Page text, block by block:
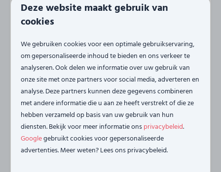
Breng zeker een bezoek aan het historische centrum van
Tholen-stad, waar je kunt dwalen door smalle straatjes
en geniet van de prachtige monumentale panden. Het
Watersnoodmuseum in Ouwerkerk, op een steenworp
afstand, vertelt het indrukwekkende verhaal van de
watersnoodramp van 1953.
Geen vakantie in Zeeland is compleet zonder het
proeven van de lokale specialiteiten. Geniet van verse
mosselen, oesters en andere zeevruchten in een van de
gezellige restaurants. Of pak een terrasje op de dijk en
sluit de dag af met een prachtige zonsondergang over
Deze website maakt gebruik van
cookies
We gebruiken cookies voor een optimale gebruikservaring,
om gepersonaliseerde inhoud te bieden en ons verkeer te
analyseren. Ook delen we informatie over uw gebruik van
onze site met onze partners voor social media, adverteren en
analyse. Deze partners kunnen deze gegevens combineren
met andere informatie die u aan ze heeft verstrekt of die ze
hebben verzameld op basis van uw gebruik van hun
diensten. Bekijk voor meer informatie onsprivacybeleid.
Googlegebruikt cookies voor gepersonaliseerde
advertenties. Meer weten? Lees ons privacybeleid.